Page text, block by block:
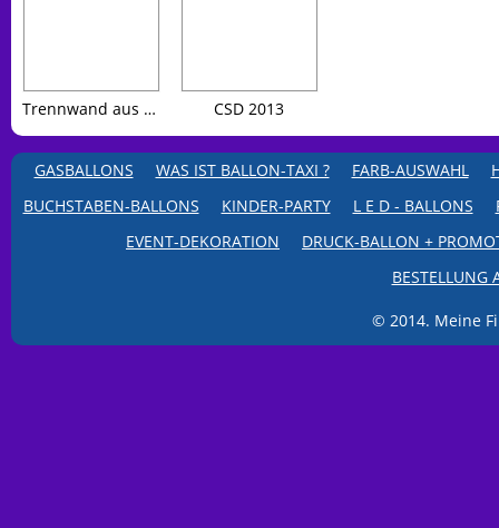
Trennwand aus silbernen Folienballons ideal für Messen und Ausstellungen CSD 2013
GASBALLONS WAS IST BALLON-TAXI ? FARB-AUSWAHL
BUCHSTABEN-BALLONS
KINDER-PARTY L E D - BALLONS
EVENT-DEKORATION
DRUCK-BALLON +
BESTELLUNG
© 2014. Meine